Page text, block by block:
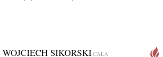
WOJCIECH SIKORSKI CAŁA